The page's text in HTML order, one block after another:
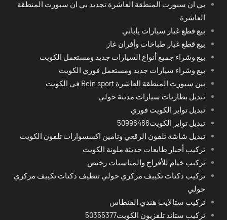
بي ان سبورت المنطقة العاشرة تجديد بي ان سبورت المنطقة
العاشرة
بيع قطع غيار سيارات ياباني
بيع قطع غيار طباخات وأفران غاز
بيع وشراء جميع أنواع السيارات جديد ومستعمل الكويت
بيع وشراء سيارات جديد ومستعمل فوري الكويت
بين سبورت المنطقة العاشرة Bein sport في الكويت
تبديل بطاريات سيارات مدينة حولي
تبديل تواير الكويت فوري
تبديل تواير الكويت50996466
تبديل شاشة تلفون الرقعي وتامين اكسسوارات تلفون الكويت
تركيب أحبار طابعات حديثة ملونة الكويت
تركيب خيام للأفراح والمناسبات رخيص
تركيب دكتات تكييف مركزي حولي تنظيف دكتات تكييف مركزي
حولي
تركيب ستالايت هندي الفنطاس
تركيب ستاند تلفزيون الكويت50355377